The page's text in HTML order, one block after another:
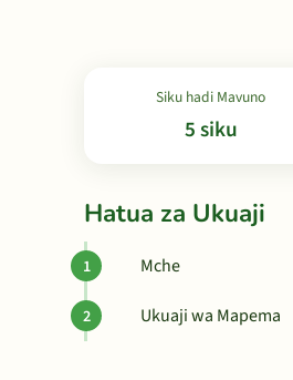
Siku hadi Mavuno
5 siku
Hatua za Ukuaji
Mche
Ukuaji wa Mapema